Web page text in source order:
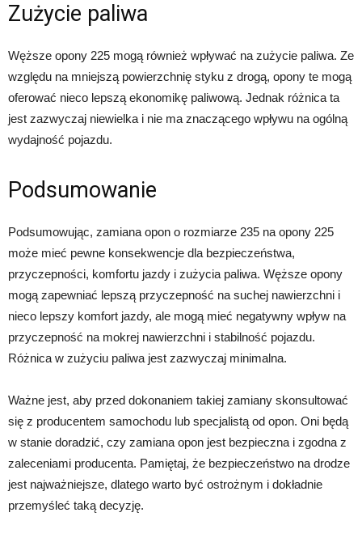
Zużycie paliwa
Węższe opony 225 mogą również wpływać na zużycie paliwa. Ze
względu na mniejszą powierzchnię styku z drogą, opony te mogą
oferować nieco lepszą ekonomikę paliwową. Jednak różnica ta
jest zazwyczaj niewielka i nie ma znaczącego wpływu na ogólną
wydajność pojazdu.
Podsumowanie
Podsumowując, zamiana opon o rozmiarze 235 na opony 225
może mieć pewne konsekwencje dla bezpieczeństwa,
przyczepności, komfortu jazdy i zużycia paliwa. Węższe opony
mogą zapewniać lepszą przyczepność na suchej nawierzchni i
nieco lepszy komfort jazdy, ale mogą mieć negatywny wpływ na
przyczepność na mokrej nawierzchni i stabilność pojazdu.
Różnica w zużyciu paliwa jest zazwyczaj minimalna.
Ważne jest, aby przed dokonaniem takiej zamiany skonsultować
się z producentem samochodu lub specjalistą od opon. Oni będą
w stanie doradzić, czy zamiana opon jest bezpieczna i zgodna z
zaleceniami producenta. Pamiętaj, że bezpieczeństwo na drodze
jest najważniejsze, dlatego warto być ostrożnym i dokładnie
przemyśleć taką decyzję.